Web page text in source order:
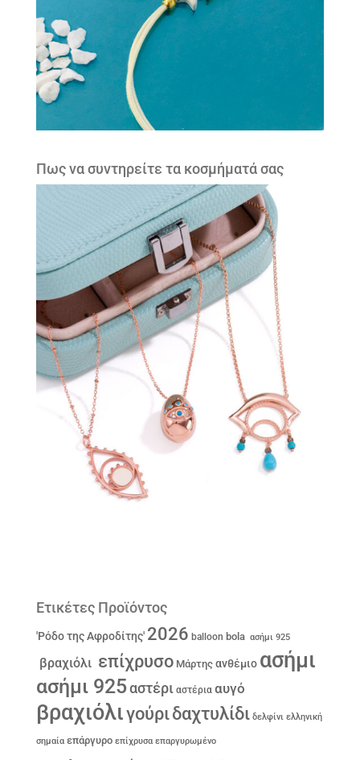
Πως να συντηρείτε τα κοσμήματά σας
Ετικέτες Προϊόντος
'Ρόδο της Αφροδίτης' 2026 balloon bola ασήμι 925
βραχιόλι επίχρυσο Μάρτης ανθέμιο ασήμι
ασήμι 925αστέρι αστέρια αυγό
βραχιόλιγούριδαχτυλίδι δελφίνι ελληνική
σημαία επάργυρο επίχρυσα επαργυρωμένο